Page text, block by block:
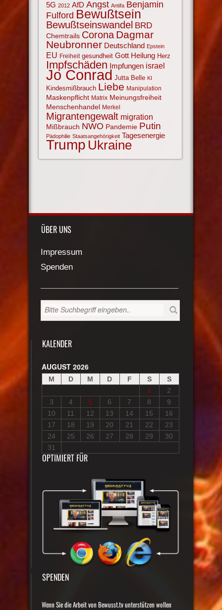
5G 2012 AfD Angst Antifa Benjamin
Fulford Bewußtsein
Bewußtseinswandel BRD
Chemtrails Corona Dagmar
Neubronner Deutschland Epstein
EU Freiheit gesundheit Gott Heilung Herz
Impfschäden Impfungen israel
Jo Conrad Jutta Belle KI
Kindesmißbrauch Liebe Manipulation
Maskenpflicht Matrix Meinungsfreiheit
Menschenhandel Merkel
Migrantengewalt migration
Mißbrauch NWO Pandemie Putin
Pädophilie Staatsangehörigkeit Tagesenergie
Trump Ukraine
ÜBER UNS
Impressum
Spenden
KALENDER
AUGUST 2026
M D M D F S
S
1
2
3
4 5 6 7 8
9
10
11 12 13 14 15
16
17
18 19 20 21 22
23
24
25 26 27 28 29
30
31
OPTIMIERT FÜR
SPENDEN
Wenn Sie die Arbeit von Bewusst.tv unterstützen wollen